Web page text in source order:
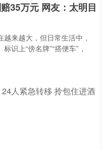
35万元 网友：太明目
来越大，但日常生活中，
识上“傍名牌”“搭便车”，